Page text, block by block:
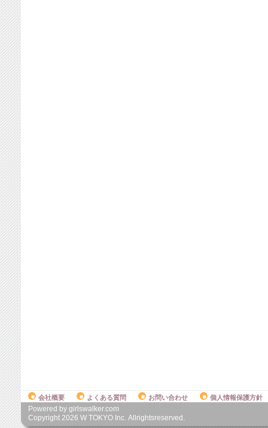
会社概要 よくある質問 お問い合わせ 個人情報保護方針
Powered by girlswalker.com
Copyright 2026 W TOKYO Inc. Allrightsreserved.